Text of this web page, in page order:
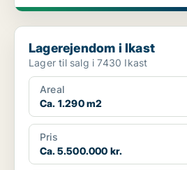
Lagerejendom i Ikast
Lagerejendom i Ikast
Lager til salg i 7430 Ikast
Areal
Ca. 1.290 m2
Pris
Ca. 5.500.000 kr.